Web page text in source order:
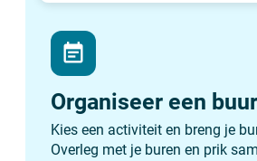
event_note
Organiseer een
Kies een activiteit en breng je
Overleg met je buren en prik